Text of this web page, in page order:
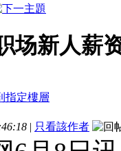
场新人薪
| 只看該作者